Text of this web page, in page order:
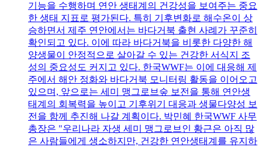
기능을 수행하며 연안 생태계의 건강성을 보여주는 중요
한 생태 지표로 평가된다. 특히 기후변화로 해수온이 상
승하면서 제주 연안에서는 바다거북 출현 사례가 꾸준히
확인되고 있다. 이에 따라 바다거북을 비롯한 다양한 해
양생물이 안정적으로 살아갈 수 있는 건강한 서식지 조
성의 중요성도 커지고 있다. 한국WWF는 이에 대응해 제
주에서 해안 정화와 바다거북 모니터링 활동을 이어오고
있으며, 앞으로는 세미 맹그로브숲 보전을 통해 연안생
태계의 회복력을 높이고 기후위기 대응과 생물다양성 보
전을 함께 추진해 나갈 계획이다. 박민혜 한국WWF 사무
총장은 "우리나라 자생 세미 맹그로브인 황근은 아직 많
은 사람들에게 생소하지만, 건강한 연안생태계를 유지하